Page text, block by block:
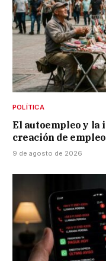
POLÍTICA
El autoempleo y
creación de empleo
9 de agosto de 2026